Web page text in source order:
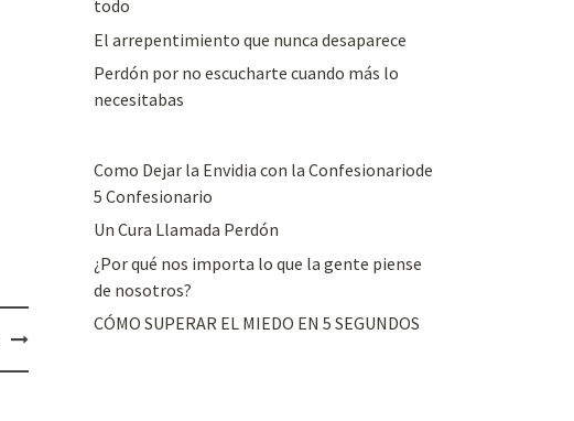
todo
El arrepentimiento que nunca desaparece
Perdón por no escucharte cuando más lo
necesitabas
Como Dejar la Envidia con la Confesionariode
5 Confesionario
Un Cura Llamada Perdón
¿Por qué nos importa lo que la gente piense
de nosotros?
CÓMO SUPERAR EL MIEDO EN 5 SEGUNDOS